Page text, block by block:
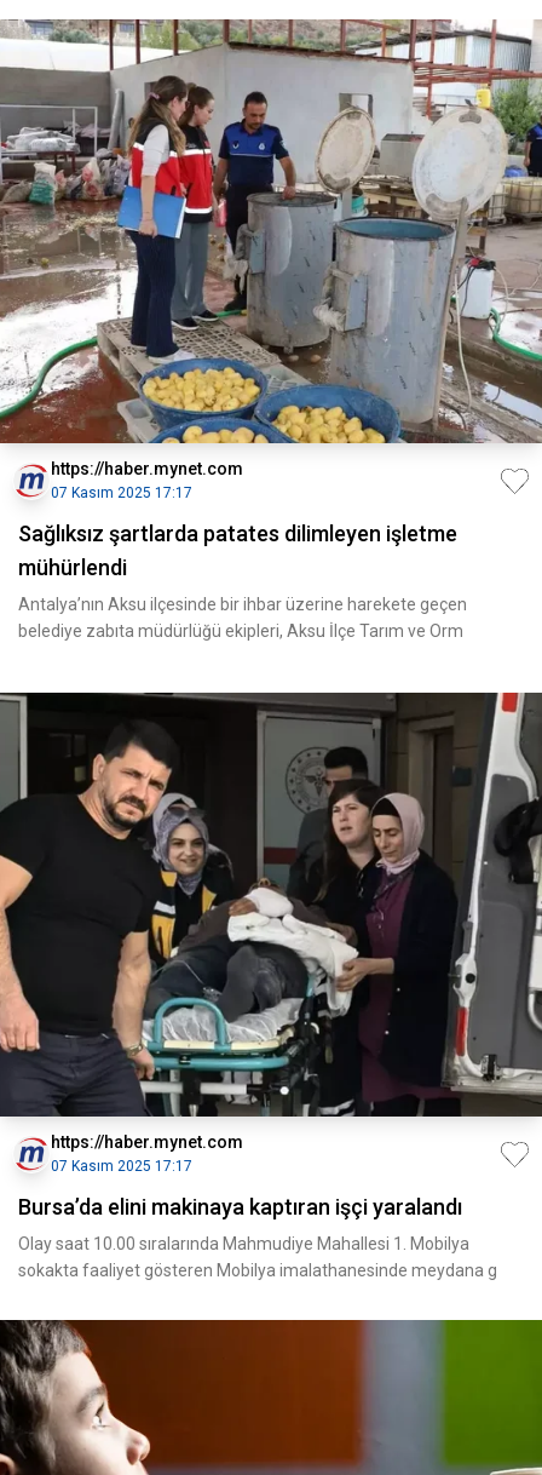
https://haber.mynet.com
07 Kasım 2025 17:17
Sağlıksız şartlarda patates dilimleyen işletme
mühürlendi
Antalya’nın Aksu ilçesinde bir ihbar üzerine harekete geçen
belediye zabıta müdürlüğü ekipleri, Aksu İlçe Tarım ve Orm
https://haber.mynet.com
07 Kasım 2025 17:17
Bursa’da elini makinaya kaptıran işçi yaralandı
Olay saat 10.00 sıralarında Mahmudiye Mahallesi 1. Mobilya
sokakta faaliyet gösteren Mobilya imalathanesinde meydana g